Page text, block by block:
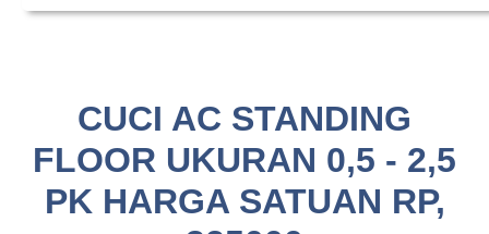
CUCI AC STANDING
FLOOR UKURAN 0,5 - 2,5
PK HARGA SATUAN RP,